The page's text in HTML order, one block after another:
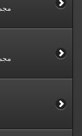
مجموع
مجموع